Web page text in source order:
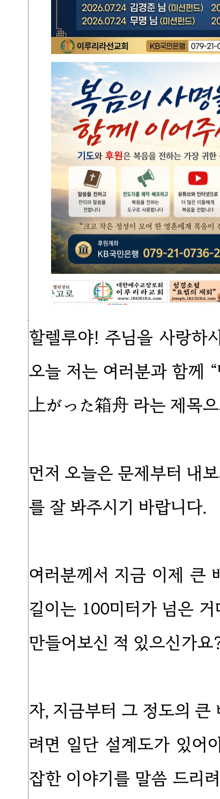
할렐루야! 주님을 사랑하
오늘 저는 여러분과 함께
上がった箱舟 라는 제목
먼저 오늘은 문제부터 내
를 잘 봐주시기 바랍니다.
여러분께서 지금 이제 큰
길이는 100미터가 넘은
만들어보신 적 있으신가
자, 지금부터 그 정도의
려면 일단 설계도가 있어
잡한 이야기를 말씀 드리